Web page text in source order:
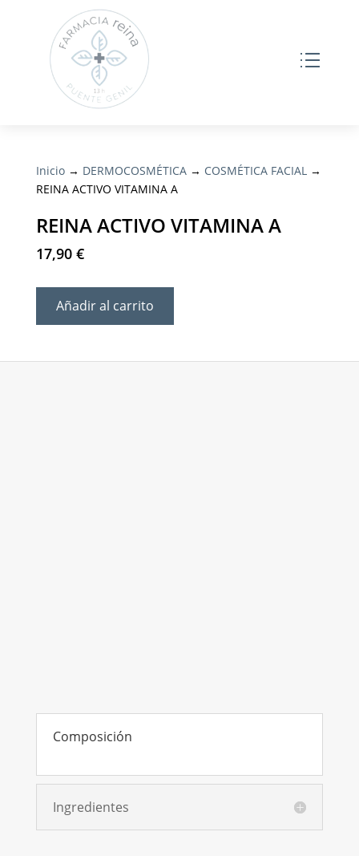
Inicio→ DERMOCOSMÉTICA→ COSMÉTICA FACIAL →
REINA ACTIVO VITAMINA A
REINA ACTIVO VITAMINA A
17,90 €
Añadir al carrito
Composición
Ingredientes